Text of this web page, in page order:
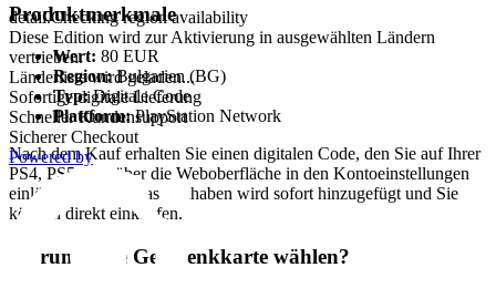
Produktmerkmale
Wert: 80 EUR
Region:Bulgarien (BG)
Typ:Digitale Code
Plattform:PlayStation Network
Nach dem Kauf erhalten Sie einen digitalen Code, den Sie auf Ihrer
PS4, PS5 oder über die Weboberfläche in den Kontoeinstellungen
einlösen können. Das Guthaben wird sofort hinzugefügt und Sie
können direkt einkaufen.
Warum diese Geschenkkarte wählen?
detail.Checking region availability
Diese Edition wird zur Aktivierung in ausgewählten Ländern
vertrieben.
Länderliste wird geladen...
Sofortige digitale Lieferung
Schneller Kundensupport
Sicherer Checkout
Powered by